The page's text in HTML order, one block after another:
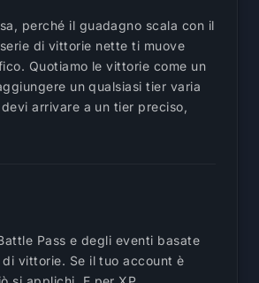
perché il guadagno scala con il
di vittorie nette ti muove
Quotiamo le vittorie come un
un qualsiasi tier varia
arrivare a un tier preciso,
Pass e degli eventi basate
vittorie. Se il tuo account è